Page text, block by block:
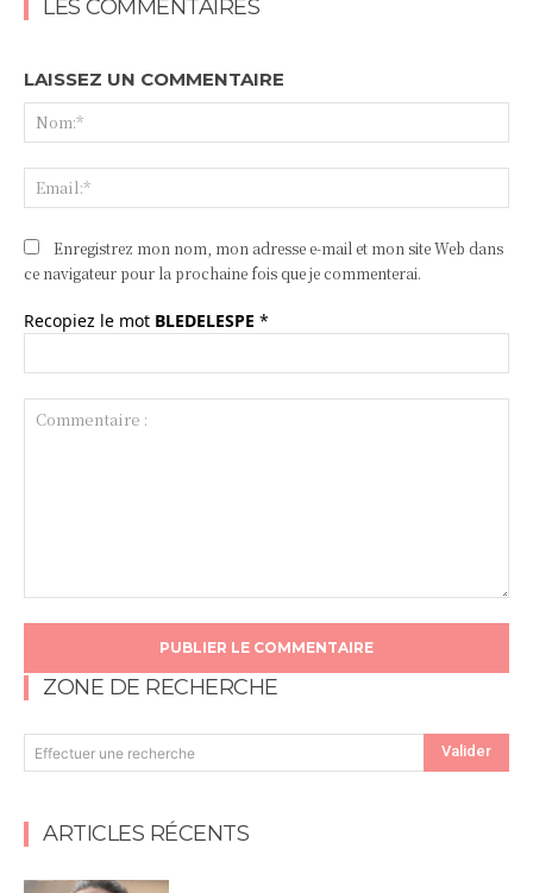
LES COMMENTAIRES
LAISSEZ UN COMMENTAIRE
Enregistrez mon nom, mon adresse e-mail et mon site Web dans
ce navigateur pour la prochaine fois que je commenterai.
Recopiez le mot BLEDELESPE *
ZONE DE RECHERCHE
Effectuer une recherche Valider
ARTICLES RÉCENTS